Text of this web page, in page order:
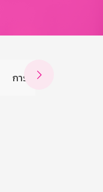
การบริหารจัดการควา
